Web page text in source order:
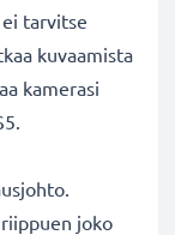
tarvitse
kuvaamista
kamerasi
joko